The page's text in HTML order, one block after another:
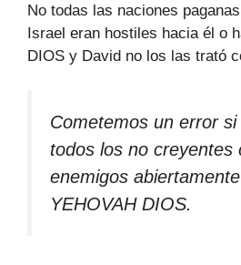
No todas las naciones
Israel eran hostiles hacia él o
DIOS y David no los las trató
Cometemos un error
todos los no creyentes
enemigos
YEHOVAH DIOS.